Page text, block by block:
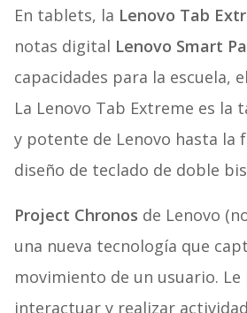
En tablets, la Lenovo Tab
notas digital Lenovo Smart
capacidades para la escuela,
La Lenovo Tab Extreme es la
y potente de Lenovo hasta la
diseño de teclado de doble
Project Chronos de Lenovo
una nueva tecnología que
movimiento de un usuario.
interactuar y realizar